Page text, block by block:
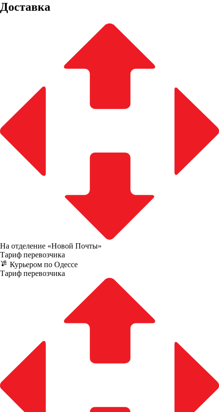
Доставка
На отделение «Новой Почты»
Тариф перевозчика
Курьером по Одессе
Тариф перевозчика